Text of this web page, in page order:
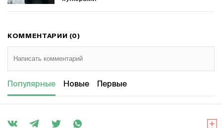
КОММЕНТАРИИ (0)
Популярные Новые Первые